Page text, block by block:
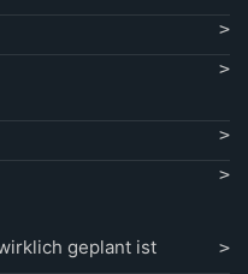
geplant ist